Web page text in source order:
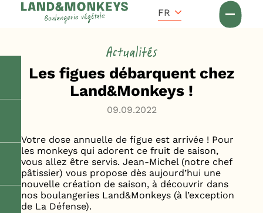
Panneau de gestion des cookies
Accueil
FR
Actualités
Les figues débarquent chez
Land&Monkeys !
09.09.2022
Votre dose annuelle de figue est arrivée ! Pour
les monkeys qui adorent ce fruit de saison,
vous allez être servis. Jean-Michel (notre chef
pâtissier) vous propose dès aujourd’hui une
nouvelle création de saison, à découvrir dans
nos boulangeries Land&Monkeys (à l’exception
de La Défense).